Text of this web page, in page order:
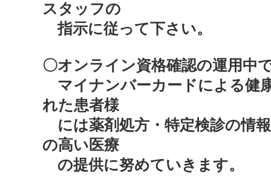
スタッフの
指示に従って下さい。
〇オンライン資格確認の運用中
マイナンバーカードによる健
れた患者様
には薬剤処方・特定検診の情
の高い医療
の提供に努めていきます。